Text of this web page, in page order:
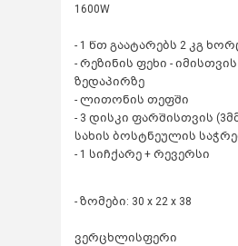
1600W
- 1 წთ გაატარებს 2 კგ
- რეზინის ფეხი -
ზედაპირზე
- ლითონის თეფში
- 3 დისკი ფარშისთვის
სახის ბოსტნეულის
- 1 სიჩქარე + რევერსი
- ზომები: 30 x 22 x 38
ვერცხლისფერი